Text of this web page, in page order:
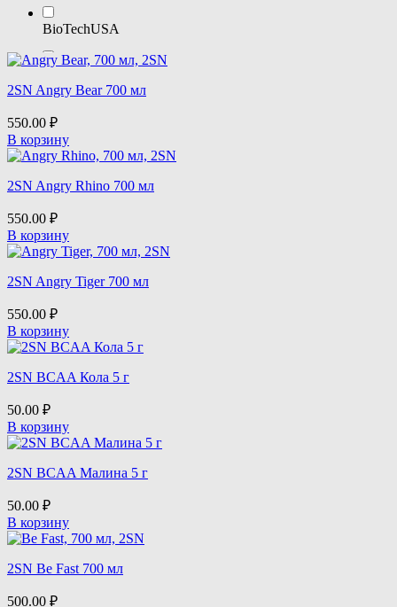
BioTechUSA
Chikalab
Cobra Labs
FIT KIT
Fitrule
Geneticlab
Hell Labs
Life Extension
Maxler
2SN Angry Bear 700 мл
550.00 ₽
В корзину
2SN Angry Rhino 700 мл
550.00 ₽
В корзину
2SN Angry Tiger 700 мл
550.00 ₽
В корзину
2SN BCAA Кола 5 г
50.00 ₽
В корзину
2SN BCAA Малина 5 г
50.00 ₽
В корзину
2SN Be Fast 700 мл
500.00 ₽